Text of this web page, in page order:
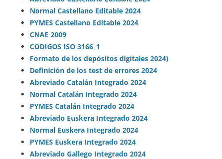
Normal Castellano Editable 2024
PYMES Castellano Editable 2024
CNAE 2009
CODIGOS ISO 3166_1
Formato de los depósitos digitales 2024)
Definición de los test de errores 2024
Abreviado Catalán Integrado 2024
Normal Catalán Integrado 2024
PYMES Catalán Integrado 2024
Abreviado Euskera Integrado 2024
Normal Euskera Integrado 2024
PYMES Euskera Integrado 2024
Abreviado Gallego Integrado 2​024